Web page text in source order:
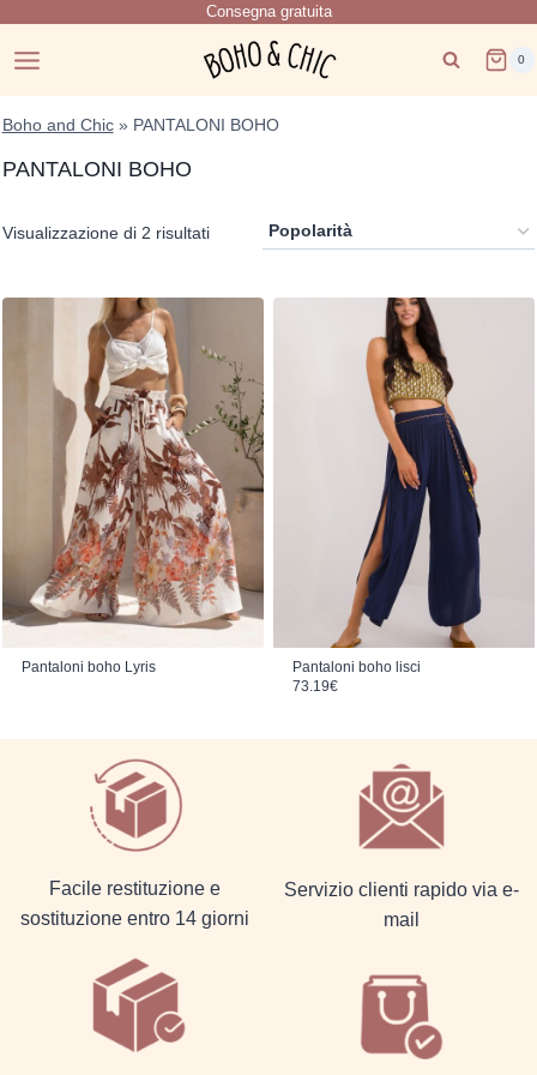
contenuto
Consegna gratuita
0
Boho and Chic» PANTALONI BOHO
PANTALONI BOHO
Visualizzazione di 2 risultatiPopolarità
Pantaloni boho Lyris
Pantaloni boho lisci
73.19€
Facile restituzione e
sostituzione entro 14 giorni
Servizio clienti rapido via e-
mail